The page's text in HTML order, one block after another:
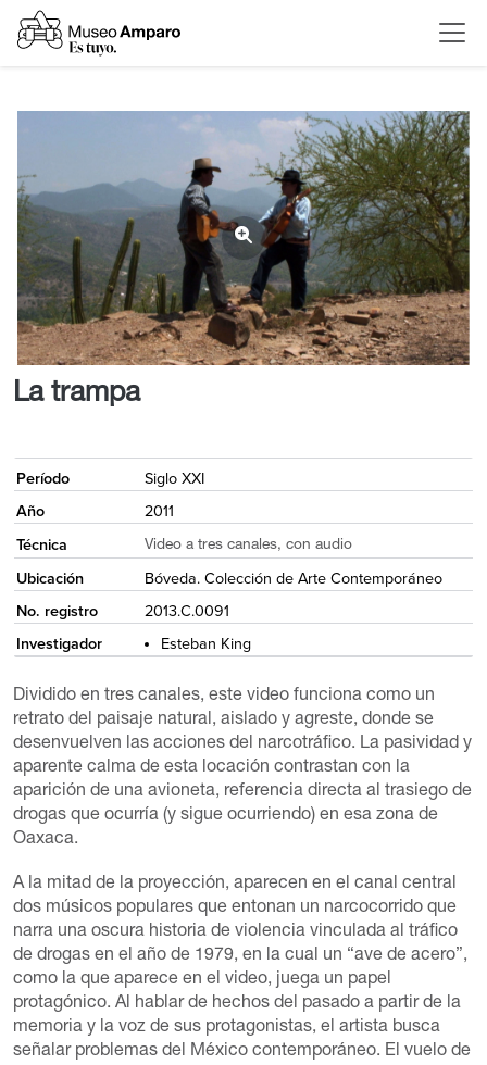
La trampa
Período
Siglo XXI
Año
2011
Técnica
Video a tres canales, con audio
Ubicación
Bóveda. Colección de Arte Contemporáneo
No. registro
2013.C.0091
Investigador
Esteban King
Dividido en tres canales, este video funciona como un
retrato del paisaje natural, aislado y agreste, donde se
desenvuelven las acciones del narcotráfico. La pasividad y
aparente calma de esta locación contrastan con la
aparición de una avioneta, referencia directa al trasiego de
drogas que ocurría (y sigue ocurriendo) en esa zona de
Oaxaca.
A la mitad de la proyección, aparecen en el canal central
dos músicos populares que entonan un narcocorrido que
narra una oscura historia de violencia vinculada al tráfico
de drogas en el año de 1979, en la cual un “ave de acero”,
como la que aparece en el video, juega un papel
protagónico. Al hablar de hechos del pasado a partir de la
memoria y la voz de sus protagonistas, el artista busca
señalar problemas del México contemporáneo. El vuelo de